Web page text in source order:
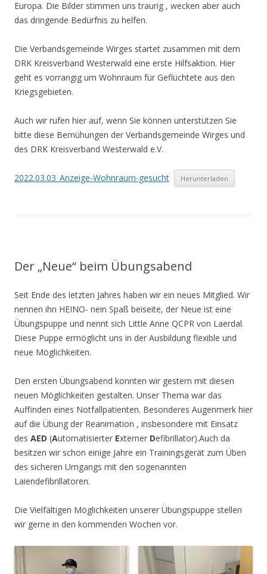
Europa. Die Bilder stimmen uns traurig , wecken aber auch
das dringende Bedürfnis zu helfen.
Die Verbandsgemeinde Wirges startet zusammen mit dem
DRK Kreisverband Westerwald eine erste Hilfsaktion. Hier
geht es vorrangig um Wohnraum für Geflüchtete aus den
Kriegsgebieten.
Auch wir rufen hier auf, wenn Sie können unterstützen Sie
bitte diese Bemühungen der Verbandsgemeinde Wirges und
des DRK Kreisverband Westerwald e.V.
2022.03.03_Anzeige-Wohnraum-gesucht Herunterladen
Der „Neue“ beim Übungsabend
Seit Ende des letzten Jahres haben wir ein neues Mitglied. Wir
nennen ihn HEINO- nein Spaß beiseite, der Neue ist eine
Übungspuppe und nennt sich Little Anne QCPR von Laerdal.
Diese Puppe ermöglicht uns in der Ausbildung flexible und
neue Möglichkeiten.
Den ersten Übungsabend konnten wir gestern mit diesen
neuen Möglichkeiten gestalten. Unser Thema war das
Auffinden eines Notfallpatienten. Besonderes Augenmerk hier
auf die Übung der Reanimation , insbesondere mit Einsatz
des AED (Automatisierter Externer Defibrillator).Auch da
besitzen wir schon einige Jahre ein Trainingsgerät zum Üben
des sicheren Umgangs mit den sogenannten
Laiendefibrillatoren.
Die Vielfältigen Möglichkeiten unserer Übungspuppe stellen
wir gerne in den kommenden Wochen vor.